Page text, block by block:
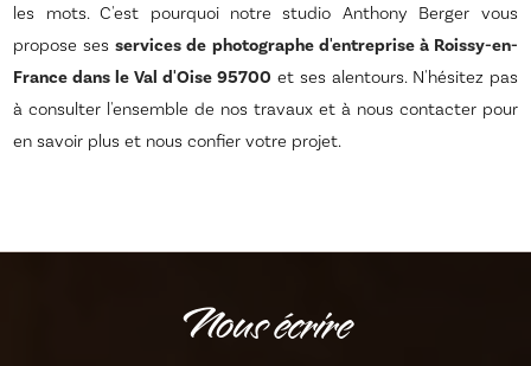
les mots. C'est pourquoi notre studio Anthony Berger vous
propose sesservices de photographe d'entreprise à Roissy-en-
France dans le Val d'Oise 95700 et ses alentours. N'hésitez pas
à consulter l'ensemble de nos travaux et à nous contacter pour
en savoir plus et nous confier votre projet.
Nous écrire